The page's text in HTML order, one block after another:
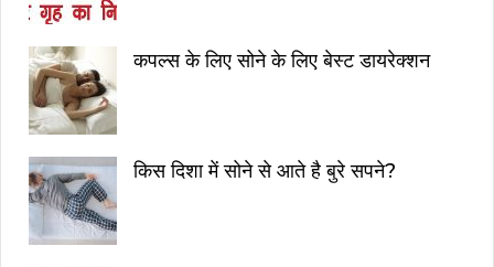
कपल्स के लिए सोने के लिए बेस्ट डायरेक्शन
किस दिशा में सोने से आते है बुरे सपने?